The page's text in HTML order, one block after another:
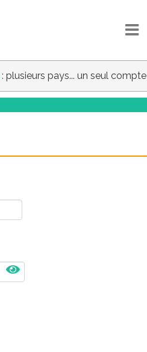
: plusieurs pays... un seul compte